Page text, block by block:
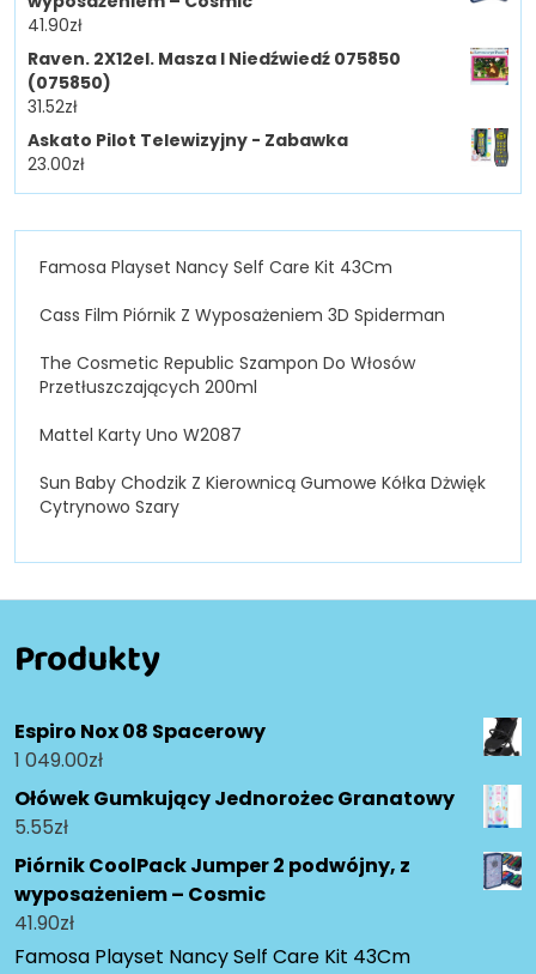
41.90zł
Raven. 2X12el. Masza I Niedźwiedź 075850
(075850)
31.52zł
Askato Pilot Telewizyjny - Zabawka
23.00zł
Famosa Playset Nancy Self Care Kit 43Cm
Cass Film Piórnik Z Wyposażeniem 3D Spiderman
The Cosmetic Republic Szampon Do Włosów
Przetłuszczających 200ml
Mattel Karty Uno W2087
Sun Baby Chodzik Z Kierownicą Gumowe Kółka Dżwięk
Cytrynowo Szary
Produkty
Espiro Nox 08 Spacerowy
1 049.00zł
Ołówek Gumkujący Jednorożec Granatowy
5.55zł
Piórnik CoolPack Jumper 2 podwójny, z
wyposażeniem – Cosmic
41.90zł
Famosa Playset Nancy Self Care Kit 43Cm